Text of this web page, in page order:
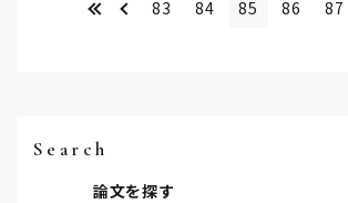
83 84 85 86 87
Search
論文を探す